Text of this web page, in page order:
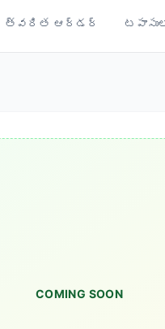
త్వరిత ఆర్డర్
COMING SOON